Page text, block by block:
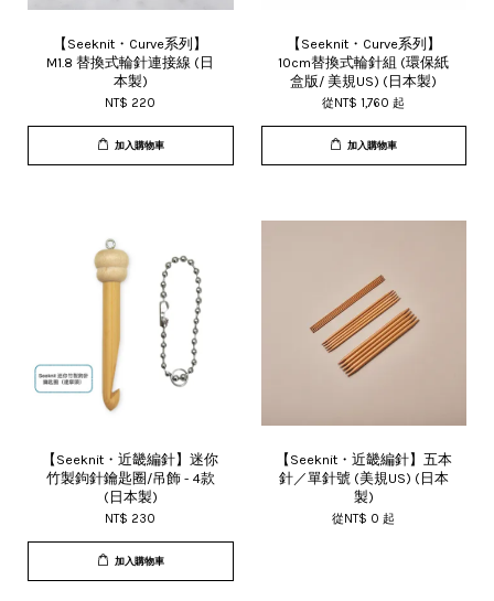
【Seeknit・Curve系列】
M1.8 替換式輪針連接線 (日
本製)
NT$ 220
加入購物車
【Seeknit・Curve系列】
10cm替換式輪針組 (環保紙
盒版/ 美規US) (日本製)
從NT$ 1,760起
加入購物車
【Seeknit・近畿編針】迷你
竹製鉤針鑰匙圈/吊飾 - 4款
(日本製)
NT$ 230
加入購物車
【Seeknit・近畿編針】五本
針／單針號 (美規US) (日本
製)
從NT$ 0起